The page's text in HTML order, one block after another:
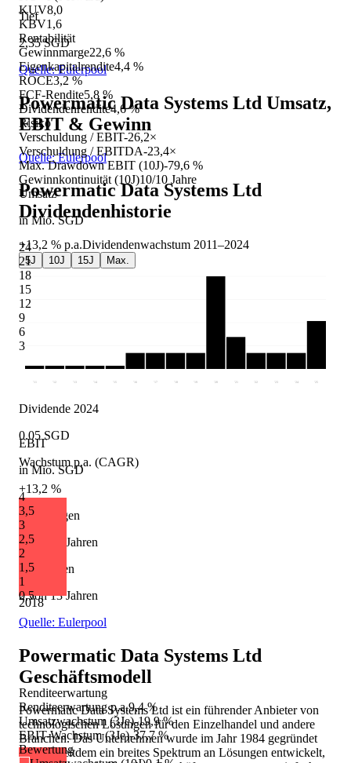
KUV8,0
KBV1,6
Rentabilität
Gewinnmarge22,6 %
Eigenkapitalrendite4,4 %
ROCE3,2 %
FCF-Rendite5,8 %
Dividendenrendite4,6 %
Risiko
Verschuldung / EBIT-26,2×
Verschuldung / EBITDA-23,4×
Max. Drawdown EBIT (10J)-79,6 %
Gewinnkontinuität (10J)10/10 Jahre
Umsatz
in Mio. SGD
24
21
18
15
12
9
6
3
2018
EBIT
in Mio. SGD
4
3,5
3
2,5
2
1,5
1
0,5
Renditeerwartung
Renditeerwartung p.a.9,4 %
Umsatzwachstum (3Je)-19,9 %
EBIT-Wachstum (3Je)-37,7 %
Bewertung
Tief
2,35 SGD
Quelle: Eulerpool
Powermatic Data Systems Ltd Umsatz,
EBIT & Gewinn
Quelle: Eulerpool
Powermatic Data Systems Ltd
Dividendenhistorie
+13,2 % p.a.Dividendenwachstum 2011–2024
5J 10J 15J Max.
'12 '14 '16 '17 '20 '21 '22 '23 '24 '25
Dividende 2024
0.05 SGD
Wachstum p.a. (CAGR)
+13,2 %
Erhöhungen
2 von 13 Jahren
Kürzungen
2 von 13 Jahren
Quelle: Eulerpool
Powermatic Data Systems Ltd
Geschäftsmodell
Powermatic Data Systems Ltd ist ein führender Anbieter von
technologischen Lösungen für den Einzelhandel und andere
Branchen. Das Unternehmen wurde im Jahr 1984 gegründet
und hat seitdem ein breites Spektrum an Lösungen entwickelt,